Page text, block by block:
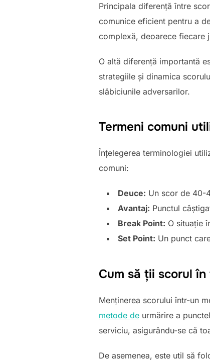
Principala diferență între
comunice eficient pentru a
complexă, deoarece fiecare
O altă diferență importantă
strategiile și dinamica
slăbiciunile adversarilor.
Termeni comuni
Înțelegerea terminologiei
comuni:
Deuce: Un scor de 40-
Avantaj: Punctul
Break Point: O situație
Set Point: Un punct
Cum să ții scorul
Menținerea scorului într-un
metode de urmărire a
serviciu, asigurându-se că
De asemenea, este util să